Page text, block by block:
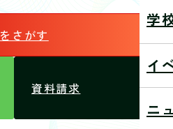
学
イ
ニ
をさがす
資料請求